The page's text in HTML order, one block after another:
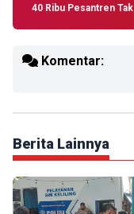
40 Ribu Pesantren
Komentar:
Berita Lainnya